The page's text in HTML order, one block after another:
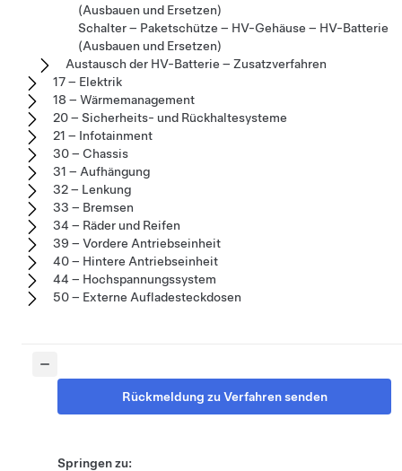
(Ausbauen und Ersetzen)
Schalter – Paketschütze – HV-Gehäuse – HV-Batterie
(Ausbauen und Ersetzen)
Austausch der HV-Batterie – Zusatzverfahren
17 – Elektrik
18 – Wärmemanagement
20 – Sicherheits- und Rückhaltesysteme
21 – Infotainment
30 – Chassis
31 – Aufhängung
32 – Lenkung
33 – Bremsen
34 – Räder und Reifen
39 – Vordere Antriebseinheit
40 – Hintere Antriebseinheit
44 – Hochspannungssystem
50 – Externe Aufladesteckdosen
Rückmeldung zu Verfahren senden
Springen zu: